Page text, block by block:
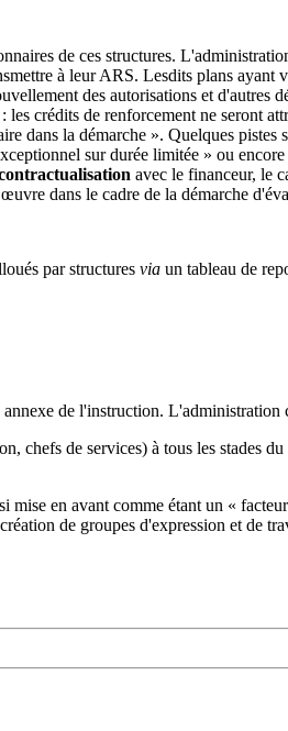
de ces structures.
à leur ARS. Lesdits plans ayant
des autorisations et d'autres
: les crédits de renforcement ne seront
dans la démarche ». Quelques
sur durée limitée » ou
avec le financeur, le
dans le cadre de la démarche
par structures via un tableau de
de l'instruction. L'administration
chefs de services) à tous les stades du
mise en avant comme étant un «
de groupes d'expression et de